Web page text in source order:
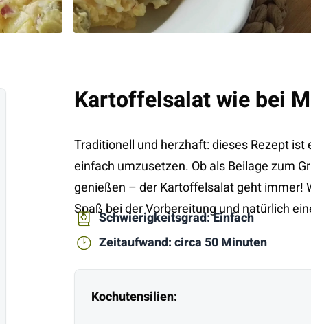
Kartoffelsalat wie bei
Traditionell und herzhaft: dieses Rezept ist
einfach umzusetzen. Ob als Beilage zum
genießen – der Kartoffelsalat geht immer!
Spaß bei der Vorbereitung und natürlich
Schwierigkeitsgrad: Einfach
Zeitaufwand: circa 50 Minuten
Kochutensilien: